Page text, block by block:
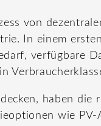
von
In einem
verfügbare
haben die
wie